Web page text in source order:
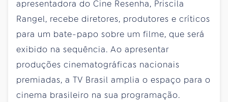
apresentadora do Cine Resenha, Priscila
Rangel, recebe diretores, produtores e críticos
para um bate-papo sobre um filme, que será
exibido na sequência. Ao apresentar
produções cinematográficas nacionais
premiadas, a TV Brasil amplia o espaço para o
cinema brasileiro na sua programação.